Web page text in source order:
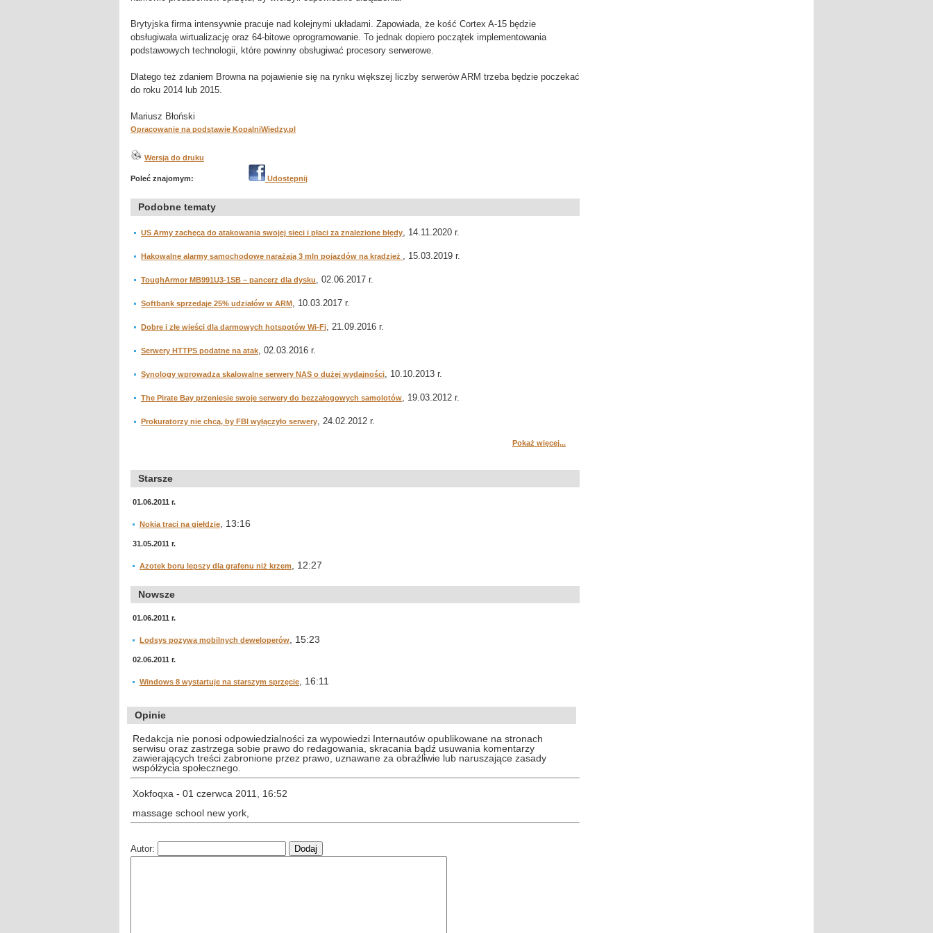
Brytyjska firma intensywnie pracuje nad kolejnymi układami. Zapowiada, że kość Cortex A-15 będzie
obsługiwała wirtualizację oraz 64-bitowe oprogramowanie. To jednak dopiero początek implementowania
podstawowych technologii, które powinny obsługiwać procesory serwerowe.
Dlatego też zdaniem Browna na pojawienie się na rynku większej liczby serwerów ARM trzeba będzie poczekać
do roku 2014 lub 2015.
Mariusz Błoński
Opracowanie na podstawie KopalniWiedzy.pl
Wersja do druku
Poleć znajomym: Udostępnij
Podobne tematy
US Army zachęca do atakowania swojej sieci i płaci za znalezione błędy, 14.11.2020 r.
Hakowalne alarmy samochodowe narażają 3 mln pojazdów na kradzież , 15.03.2019 r.
ToughArmor MB991U3-1SB – pancerz dla dysku, 02.06.2017 r.
Softbank sprzedaje 25% udziałów w ARM, 10.03.2017 r.
Dobre i złe wieści dla darmowych hotspotów Wi-Fi, 21.09.2016 r.
Serwery HTTPS podatne na atak, 02.03.2016 r.
Synology wprowadza skalowalne serwery NAS o dużej wydajności, 10.10.2013 r.
The Pirate Bay przeniesie swoje serwery do bezzałogowych samolotów, 19.03.2012 r.
Prokuratorzy nie chcą, by FBI wyłączyło serwery, 24.02.2012 r.
Pokaż więcej...
Starsze
01.06.2011 r.
Nokia traci na giełdzie , 13:16
31.05.2011 r.
Azotek boru lepszy dla grafenu niż krzem , 12:27
Nowsze
01.06.2011 r.
Lodsys pozywa mobilnych deweloperów , 15:23
02.06.2011 r.
Windows 8 wystartuje na starszym sprzęcie , 16:11
Opinie
Redakcja nie ponosi odpowiedzialności za wypowiedzi Internautów opublikowane na stronach
serwisu oraz zastrzega sobie prawo do redagowania, skracania bądź usuwania komentarzy
zawierających treści zabronione przez prawo, uznawane za obraźliwie lub naruszające zasady
współżycia społecznego.
Xokfoqxa - 01 czerwca 2011, 16:52
massage school new york,
Autor: